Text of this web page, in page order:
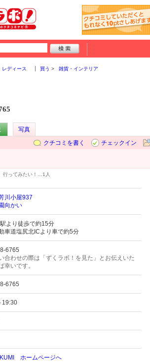
レディース 買う 雑貨・インテリア
写真
クチコミを書く
チェックイン
行ってみたい！… 1人
川小屋937
向かい
より徒歩で約15分
車道塩尻北ICより車で約5分
6765
合わせの際は「ずくラボ！を見た」とお伝えいた
幸いです。
6765
19:30
ホームページへ